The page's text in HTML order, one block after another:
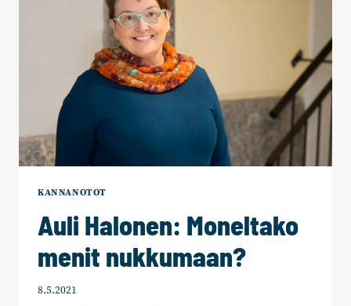
KANNANOTOT
Auli Halonen: Moneltako
menit nukkumaan?
8.5.2021